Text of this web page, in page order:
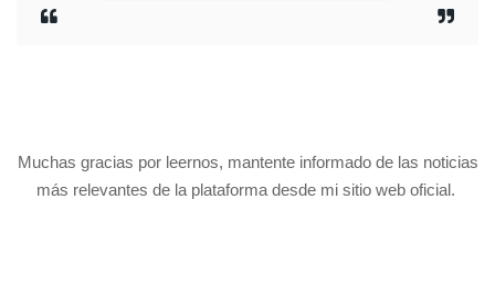
Muchas gracias por leernos, mantente informado de las noticias
más relevantes de la plataforma desde mi sitio web oficial.